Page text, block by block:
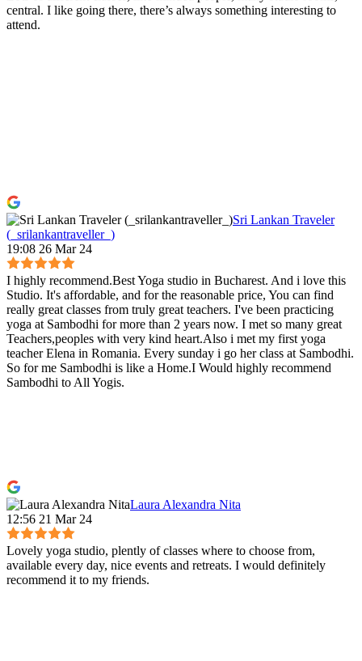
central. I like going there, there’s always something interesting to
attend.
Sri Lankan Traveler
(_srilankantraveller_)
19:08 26 Mar 24
I highly recommend.Best Yoga studio in Bucharest. And i love this
Studio. It's affordable, and for the reasonable price, You can find
really great classes from truly great teachers. I've been practicing
yoga at Sambodhi for more than 2 years now. I met so many great
Teachers,peoples with very kind heart.Also i met my first yoga
teacher Elena in Romania. Every sunday i go her class at Sambodhi.
So for me Sambodhi is like a Home.I Would highly recommend
Sambodhi to All Yogis.
Laura Alexandra Nita
12:56 21 Mar 24
Lovely yoga studio, plently of classes where to choose from,
available every day, nice events and retreats. I would definitely
recommend it to my friends.